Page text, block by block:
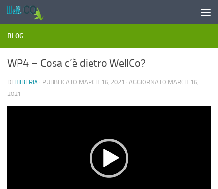
Salta al contenuto
BLOG
WP4 – Cosa c’è dietro WellCo?
DI HIIBERIA · PUBBLICATO MARCH 16, 2021 · AGGIORNATO MARCH 16,
2021